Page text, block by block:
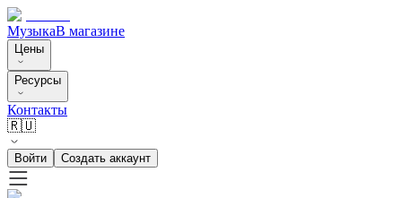
МузыкаВ магазине
Цены
Ресурсы
Контакты
🇷🇺
Войти Создать аккаунт